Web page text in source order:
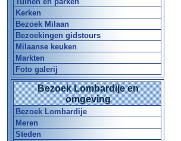
Kerken
Bezoek Milaan
Bezoekingen gidstours
Milaanse keuken
Markten
Foto galerij
Bezoek Lombardije en
omgeving
Bezoek Lombardije
Meren
Steden